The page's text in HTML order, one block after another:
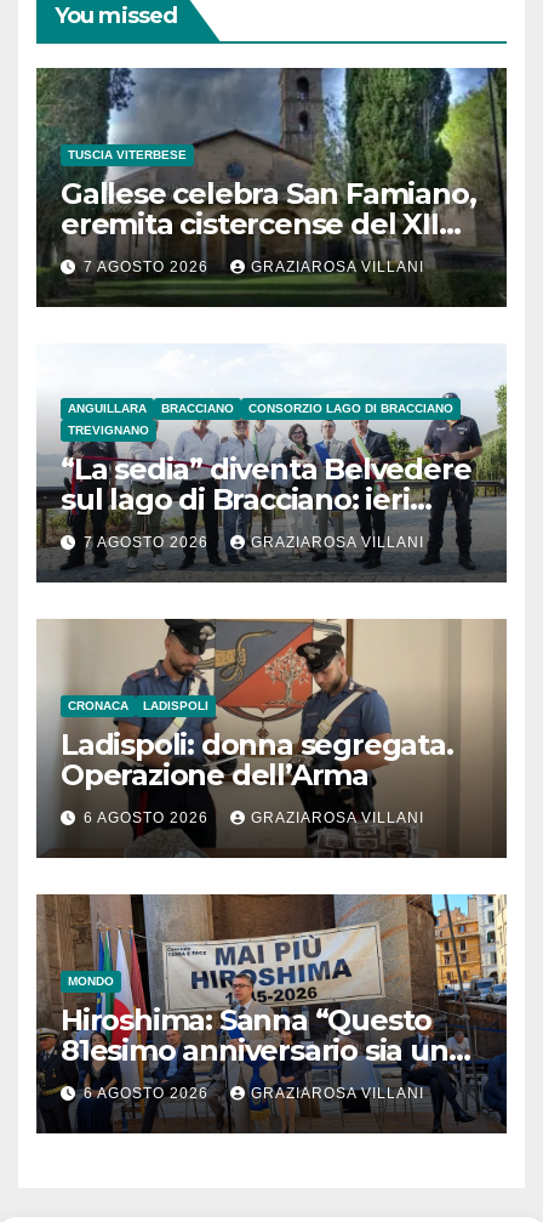
You missed
TUSCIA VITERBESE
Gallese celebra San Famiano,
eremita cistercense del XII
secolo
7 AGOSTO 2026 GRAZIAROSA VILLANI
ANGUILLARA BRACCIANO
CONSORZIO LAGO DI BRACCIANO
TREVIGNANO
“La sedia” diventa Belvedere
sul lago di Bracciano: ieri
l’inaugurazione
7 AGOSTO 2026 GRAZIAROSA VILLANI
CRONACA LADISPOLI
Ladispoli: donna segregata.
Operazione dell’Arma
6 AGOSTO 2026 GRAZIAROSA VILLANI
MONDO
Hiroshima: Sanna “Questo
81esimo anniversario sia un
monito per tutti”
6 AGOSTO 2026 GRAZIAROSA VILLANI